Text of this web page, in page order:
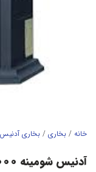
خانه / بخاري / بخاري آدنيس
آدنیس شومینه 14000 روژین